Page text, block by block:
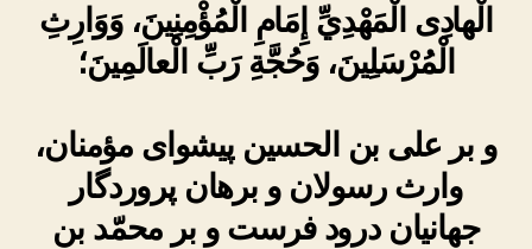
الْهادِى الْمَهْدِيِّ إِمَامِ الْمُؤْمِنِينَ، وَوَارِثِ
الْمُرْسَلِينَ، وَحُجَّةِ رَبِّ الْعالَمِينَ؛
و بر علی بن الحسین پیشوای مؤمنان،
وارث رسولان و برهان پروردگار
جهانیان درود فرست و بر محمّد بن